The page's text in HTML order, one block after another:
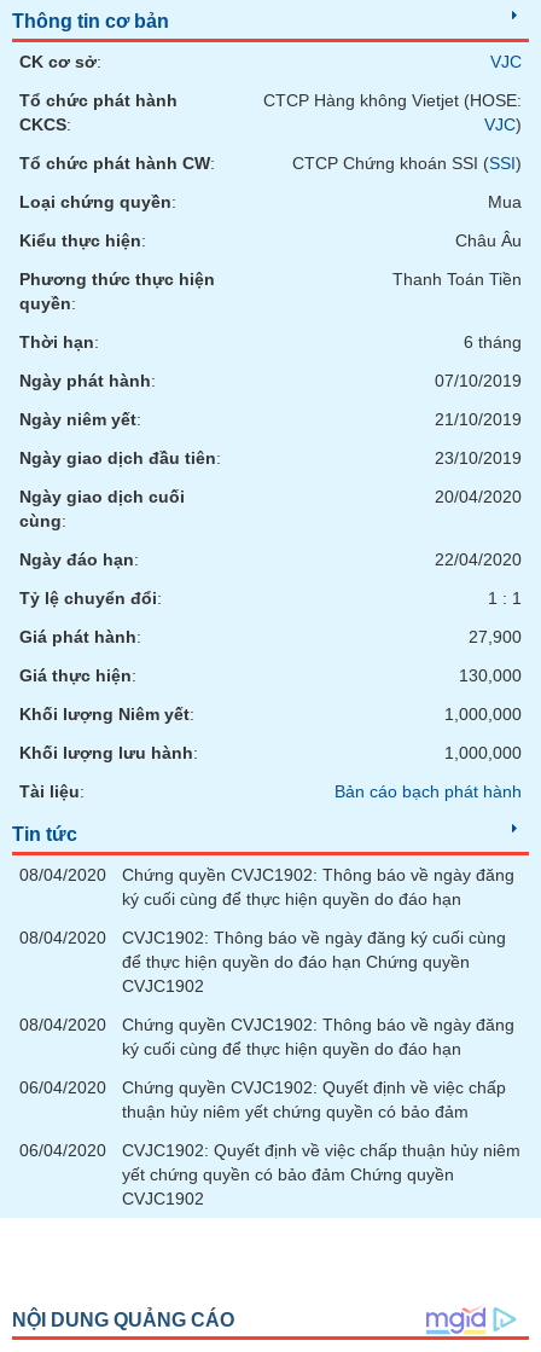
Thông tin cơ bản
CK cơ sở:
VJC
Tổ chức phát hành
CKCS:
CTCP Hàng không Vietjet (HOSE:
VJC)
Tổ chức phát hành CW: CTCP Chứng khoán SSI (SSI)
Loại chứng quyền:
Mua
Kiểu thực hiện:
Châu Âu
Phương thức thực hiện
quyền:
Thanh Toán Tiền
Thời hạn:
6 tháng
Ngày phát hành:
07/10/2019
Ngày niêm yết:
21/10/2019
Ngày giao dịch đầu tiên:
23/10/2019
Ngày giao dịch cuối
cùng:
20/04/2020
Ngày đáo hạn:
22/04/2020
Tỷ lệ chuyển đổi:
1 : 1
Giá phát hành:
27,900
Giá thực hiện:
130,000
Khối lượng Niêm yết:
1,000,000
Khối lượng lưu hành:
1,000,000
Tài liệu: Bản cáo bạch phát hành
Tin tức
08/04/2020
Chứng quyền CVJC1902: Thông báo về ngày đăng
ký cuối cùng để thực hiện quyền do đáo hạn
08/04/2020
CVJC1902: Thông báo về ngày đăng ký cuối cùng
để thực hiện quyền do đáo hạn Chứng quyền
CVJC1902
08/04/2020
Chứng quyền CVJC1902: Thông báo về ngày đăng
ký cuối cùng để thực hiện quyền do đáo hạn
06/04/2020
Chứng quyền CVJC1902: Quyết định về việc chấp
thuận hủy niêm yết chứng quyền có bảo đảm
06/04/2020
CVJC1902: Quyết định về việc chấp thuận hủy niêm
yết chứng quyền có bảo đảm Chứng quyền
CVJC1902
BẤT
SẢN
Mã
khoán
Tất cả Cổ phiếu Chứng chỉ quỹ Chứng
Lãnh
(-)
Tất cả Người nội bộ Cổ đông lớn
Tin
tức
(-)
Bài
viết
của
tác
giả
(-)
Báo
cáo
phân
tích
(-)
Thuật
(-)
Sách
tài